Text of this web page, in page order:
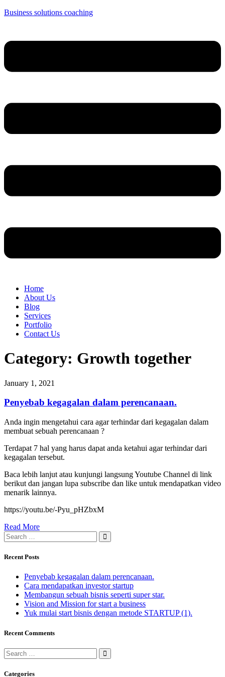
Business solutions coaching
Home
About Us
Blog
Services
Portfolio
Contact Us
Category: Growth together
January 1, 2021
Penyebab kegagalan dalam perencanaan.
Anda ingin mengetahui cara agar terhindar dari kegagalan dalam
membuat sebuah perencanaan ?
Terdapat 7 hal yang harus dapat anda ketahui agar terhindar dari
kegagalan tersebut.
Baca lebih lanjut atau kunjungi langsung Youtube Channel di link
berikut dan jangan lupa subscribe dan like untuk mendapatkan video
menarik lainnya.
https://youtu.be/-Pyu_pHZbxM
Read More
Recent Posts
Penyebab kegagalan dalam perencanaan.
Cara mendapatkan investor startup
Membangun sebuah bisnis seperti super star.
Vision and Mission for start a business
Yuk mulai start bisnis dengan metode STARTUP (1).
Recent Comments
Categories